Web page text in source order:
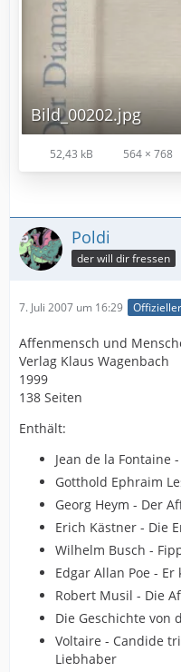
Bild_00202.jpg
52,43 kB 564 × 768
Poldi
der will dir fressen
7. Juli 2007 um 16:29
Affenmensch und
Verlag Klaus Wagenbach
1999
138 Seiten
Enthält:
Jean de la Fontaine
Gotthold Ephraim
Georg Heym - Der
Erich Kästner - Die
Wilhelm Busch -
Edgar Allan Poe -
Robert Musil - Die
Die Geschichte von
Voltaire - Candide
Liebhaber